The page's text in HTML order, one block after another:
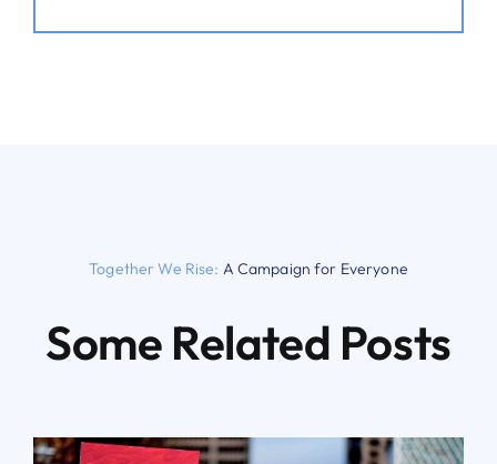
Together We Rise: A Campaign for Everyone
Some Related Posts